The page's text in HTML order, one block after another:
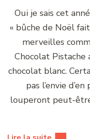
Oui je sais cet
« bûche de Noël
merveilles
Chocolat Pistache
chocolat blanc.
pas l’envie
louperont peut-